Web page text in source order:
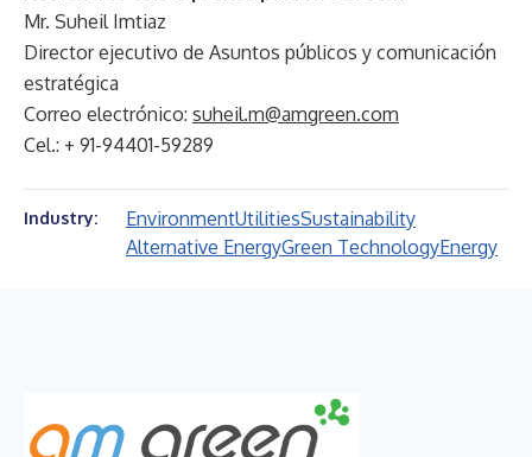
Mr. Suheil Imtiaz
Director ejecutivo de Asuntos públicos y comunicación
estratégica
Correo electrónico: suheil.m@amgreen.com
Cel.: + 91-94401-59289
Industry: EnvironmentUtilitiesSustainability
Alternative EnergyGreen TechnologyEnergy